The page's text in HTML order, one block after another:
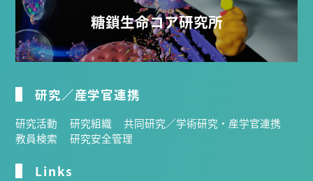
糖鎖生命コア研究所
研究／産学官連携
研究活動 研究組織
共同研究／学術研究・産学官連携
教員検索
研究安全管理
Links